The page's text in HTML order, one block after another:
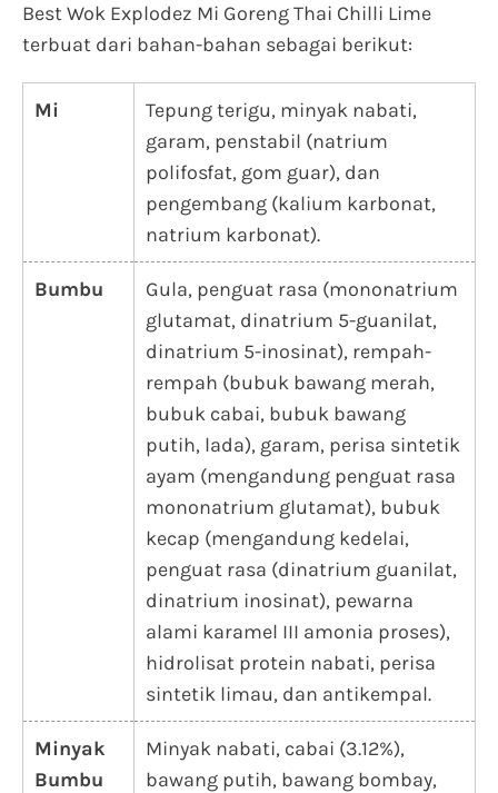
Best Wok Explodez Mi Goreng Thai Chilli Lime
terbuat dari bahan-bahan sebagai berikut:
Mi
Tepung terigu, minyak nabati,
garam, penstabil (natrium
polifosfat, gom guar), dan
pengembang (kalium karbonat,
natrium karbonat).
Bumbu
Gula, penguat rasa (mononatrium
glutamat, dinatrium 5-guanilat,
dinatrium 5-inosinat), rempah-
rempah (bubuk bawang merah,
bubuk cabai, bubuk bawang
putih, lada), garam, perisa sintetik
ayam (mengandung penguat rasa
mononatrium glutamat), bubuk
kecap (mengandung kedelai,
penguat rasa (dinatrium guanilat,
dinatrium inosinat), pewarna
alami karamel III amonia proses),
hidrolisat protein nabati, perisa
sintetik limau, dan antikempal.
Minyak
Bumbu
Minyak nabati, cabai (3.12%),
bawang putih, bawang bombay,